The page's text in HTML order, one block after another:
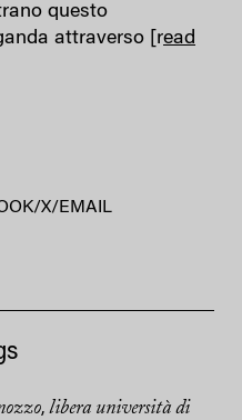
questo
attraverso [read
/X/ EMAIL
, libera università di